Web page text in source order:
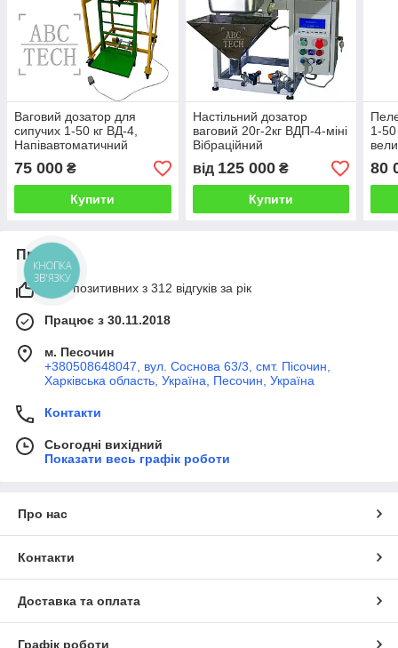
Ваговий дозатор для
сипучих 1-50 кг ВД-4,
Напівавтоматичний
фасувальник сипучки,
Фасовка комбікорма,
вугілля, сушки
75 000 ₴
Купити
Настільний дозатор
ваговий 20г-2кг ВДП-4-міні
Вібраційний
напівавтоматичний
фасувальник сипучих
продуктів
від 125 000₴
Купити
1-50
80
Про нас
99% позитивних з 312 відгуків за рік
Працює з 30.11.2018
м. Песочин
+380508648047, вул. Соснова 63/3, смт. Пісочин,
Харківська область, Україна, Песочин, Україна
Контакти
Сьогодні вихідний
Показати весь графік роботи
Про нас
Контакти
Доставка та оплата
Графік роботи
КНОПКА
ЗВ'ЯЗКУ